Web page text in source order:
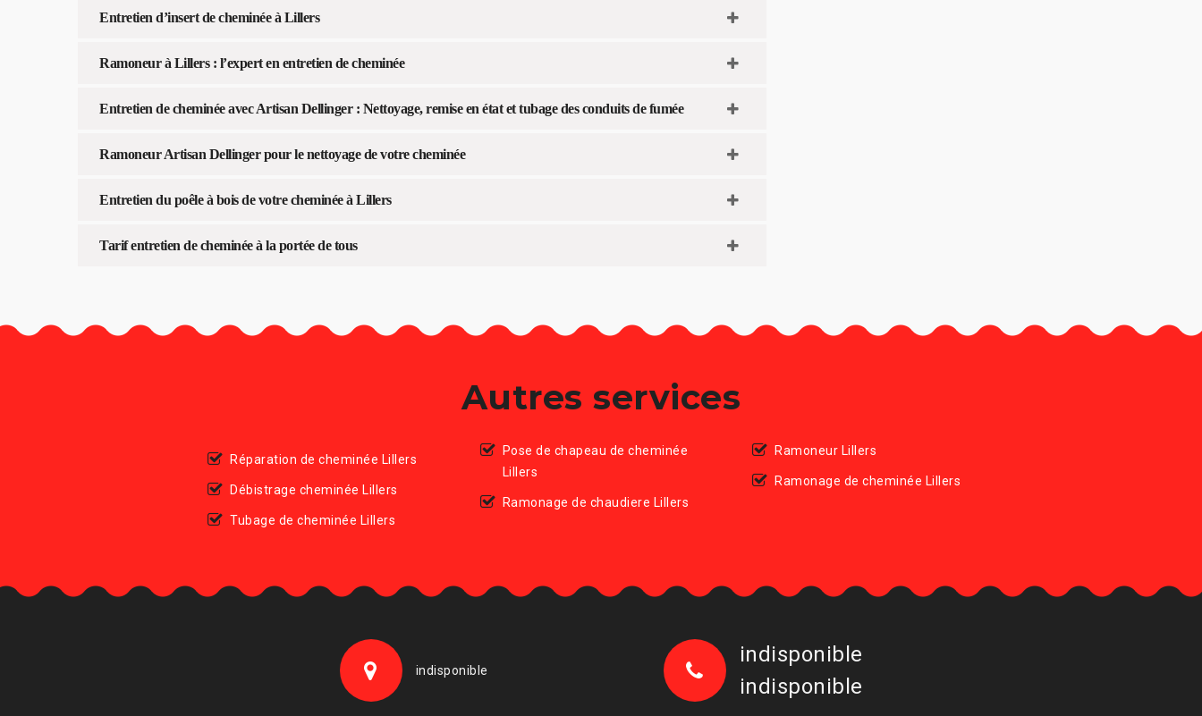
Entretien d’insert de cheminée à Lillers
Ramoneur à Lillers : l’expert en entretien de cheminée
Entretien de cheminée avec Artisan Dellinger : Nettoyage, remise en état et tubage des conduits de fumée
Ramoneur Artisan Dellinger pour le nettoyage de votre cheminée
Entretien du poêle à bois de votre cheminée à Lillers
Tarif entretien de cheminée à la portée de tous
Autres services
Réparation de cheminée Lillers
Débistrage cheminée Lillers
Tubage de cheminée Lillers
Pose de chapeau de cheminée
Lillers
Ramonage de chaudiere Lillers
Ramoneur Lillers
Ramonage de cheminée Lillers
indisponible
indisponible
indisponible